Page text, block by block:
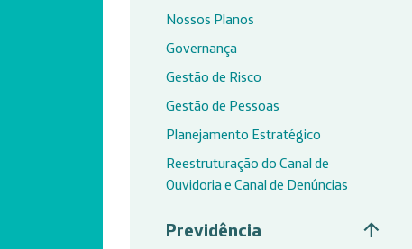
Nossos Planos
Governança
Gestão de Risco
Gestão de Pessoas
Planejamento Estratégico
Reestruturação do Canal de
Ouvidoria e Canal de Denúncias
Previdência